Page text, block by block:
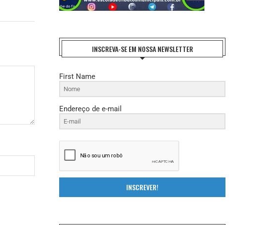
INSCREVA-SE EM NOSSA NEWSLETTER
First Name
Endereço de e-mail
INSCREVER!